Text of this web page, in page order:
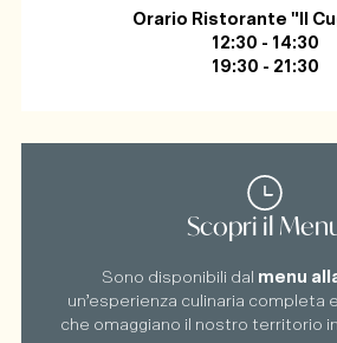
Orario Ristorante "Il
12:30 - 14:30
19:30 - 21:30
Scopri il
Sono disponibili dal menu
un’esperienza culinaria completa
che omaggiano il nostro territorio